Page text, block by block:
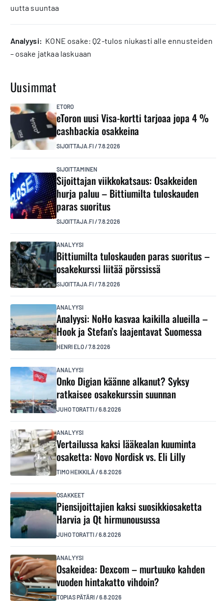
uutta suuntaa
analyysi: KONE osake: Q2-tulos niukasti alle ennusteiden
– osake jatkaa laskuaan
Uusimmat
ETORO
eToron uusi Visa-kortti tarjoaa jopa 4 %
cashbackia osakkeina
SIJOITTAJA.FI/7.8.2026
SIJOITTAMINEN
Sijoittajan viikkokatsaus: Osakkeiden
hurja paluu – Bittiumilta tuloskauden
paras suoritus
SIJOITTAJA.FI/7.8.2026
ANALYYSI
Bittiumilta tuloskauden paras suoritus –
osakekurssi liitää pörssissä
SIJOITTAJA.FI/7.8.2026
ANALYYSI
Analyysi: NoHo kasvaa kaikilla alueilla –
Hook ja Stefan’s laajentavat Suomessa
HENRI ELO/7.8.2026
ANALYYSI
Onko Digian käänne alkanut? Syksy
ratkaisee osakekurssin suunnan
JUHO TORATTI/6.8.2026
ANALYYSI
Vertailussa kaksi lääkealan kuuminta
osaketta: Novo Nordisk vs. Eli Lilly
TIMO HEIKKILÄ /6.8.2026
OSAKKEET
Piensijoittajien kaksi suosikkiosaketta
Harvia ja Qt hirmunousussa
JUHO TORATTI/6.8.2026
ANALYYSI
Osakeidea: Dexcom – murtuuko kahden
vuoden hintakatto vihdoin?
TOPIAS PÄTÄRI/6.8.2026